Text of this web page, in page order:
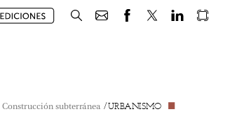
Construcción subterránea / URBANISMO